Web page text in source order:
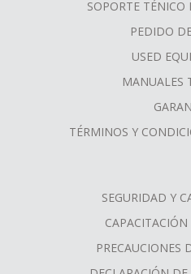
SOPORTE TÉNICO
PEDIDO
USED
MANUALES
TÉRMINOS Y
SEGURIDAD Y
CAPACITACIÓN
PRECAUCIONES